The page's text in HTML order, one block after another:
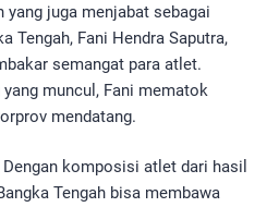
yang juga menjabat sebagai
Tengah, Fani Hendra Saputra,
semangat para atlet.
muncul, Fani mematok
mendatang.
komposisi atlet dari hasil
Tengah bisa membawa